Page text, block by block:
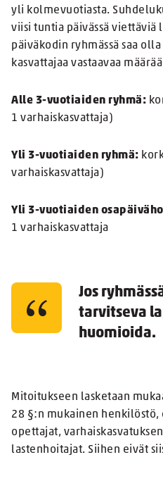
yli kolmevuotiasta.
viisi tuntia päivässä viettäviä
päiväkodin ryhmässä saa
kasvattajaa vastaavaa
Alle 3-vuotiaiden ryhmä:
1 varhaiskasvattaja)
Yli 3-vuotiaiden ryhmä:
varhaiskasvattaja)
Yli 3-vuotiaiden
1 varhaiskasvattaja
Jos
tarvitseva
huomioida.
Mitoitukseen lasketaan
28 §:n mukainen henkilöstö,
opettajat,
lastenhoitajat. Siihen eivät